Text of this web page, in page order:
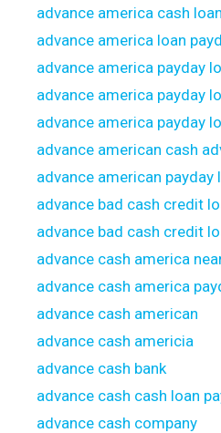
advance america cash loan
advance america loan
advance america payday
advance america payday
advance america payday
advance american cash
advance american payday
advance bad cash credit
advance bad cash credit
advance cash america
advance cash america
advance cash american
advance cash americia
advance cash bank
advance cash cash loan
advance cash company